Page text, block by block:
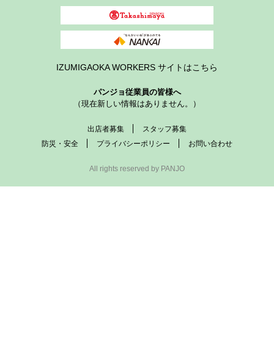
IZUMIGAOKA WORKERS サイトはこちら
パンジョ従業員の皆様へ
（現在新しい情報はありません。）
出店者募集
スタッフ募集
防災・安全
プライバシーポリシー お問い合わせ
All rights reserved by PANJO